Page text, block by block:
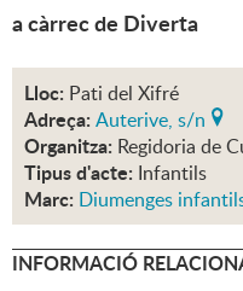
a càrrec de Diverta
Lloc: Pati del Xifré
Adreça: Auterive, s/n
Organitza: Regidoria de
Tipus d'acte: Infantils
Marc: Diumenges
INFORMACIÓ